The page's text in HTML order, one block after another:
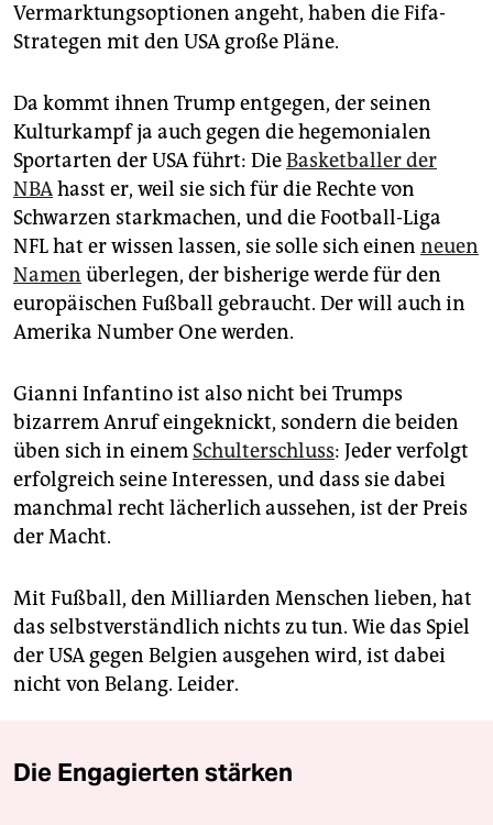
Vermarktungsoptionen angeht, haben die Fifa-
Strategen mit den USA große Pläne.
Da kommt ihnen Trump entgegen, der seinen
Kulturkampf ja auch gegen die hegemonialen
Sportarten der USA führt: DieBasketballer der
NBAhasst er, weil sie sich für die Rechte von
Schwarzen starkmachen, und die Football-Liga
NFL hat er wissen lassen, sie solle sich einen neuen
Namen überlegen, der bisherige werde für den
europäischen Fußball gebraucht. Der will auch in
Amerika Number One werden.
Gianni Infantino ist also nicht bei Trumps
bizarrem Anruf eingeknickt, sondern die beiden
üben sich in einem Schulterschluss: Jeder verfolgt
erfolgreich seine Interessen, und dass sie dabei
manchmal recht lächerlich aussehen, ist der Preis
der Macht.
Mit Fußball, den Milliarden Menschen lieben, hat
das selbstverständlich nichts zu tun. Wie das Spiel
der USA gegen Belgien ausgehen wird, ist dabei
nicht von Belang. Leider.
Die Engagierten stärken